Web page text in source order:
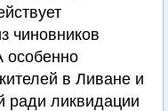
чиновников
особенно
в Ливане и
ради ликвидации